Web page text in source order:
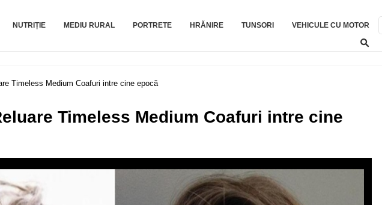
Gohov.com
NUTRIȚIE MEDIU RURAL PORTRETE HRĂNIRE TUNSORI VEHICULE CU MOTOR
Timeless Medium Coafuri intre cine epocă
Timeless Medium Coafuri intre cine